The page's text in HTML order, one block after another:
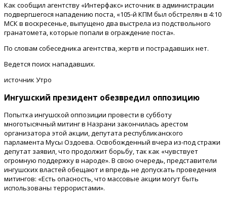
Как сообщил агентству «Интерфакс» источник в администрации
подвергшегося нападению поста, «105-й КПМ был обстрелян в 4:10
МСК в воскресенье, выпущено два выстрела из подствольного
гранатомета, которые попали в ограждение поста».
По словам собеседника агентства, жертв и пострадавших нет.
Ведется поиск нападавших.
источник Утро
Ингушский президент обезвредил оппозицию
Попытка ингушской оппозиции провести в субботу
многотысячный митинг в Назрани закончилась арестом
организатора этой акции, депутата республиканского
парламента Мусы Оздоева. Освобожденный вчера из-под стражи
депутат заявил, что продолжит борьбу, так как «чувствует
огромную поддержку в народе». В свою очередь, представители
ингушских властей обещают и впредь не допускать проведения
митингов: «Есть опасность, что массовые акции могут быть
использованы террористами».